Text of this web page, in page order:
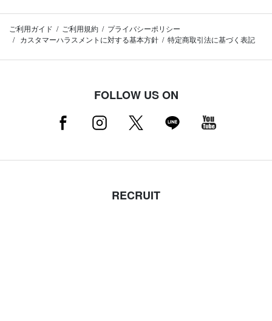
ご利用ガイド ご利用規約
プライバシーポリシー
カスタマーハラスメントに対する基本方針
特定商取引法に基づく表記
FOLLOW US ON
RECRUIT